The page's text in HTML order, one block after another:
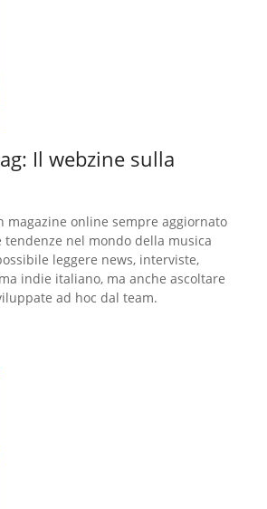
Il webzine sulla
magazine online sempre aggiornato
nel mondo della musica
leggere news, interviste,
indie italiano, ma anche ascoltare
ad hoc dal team.